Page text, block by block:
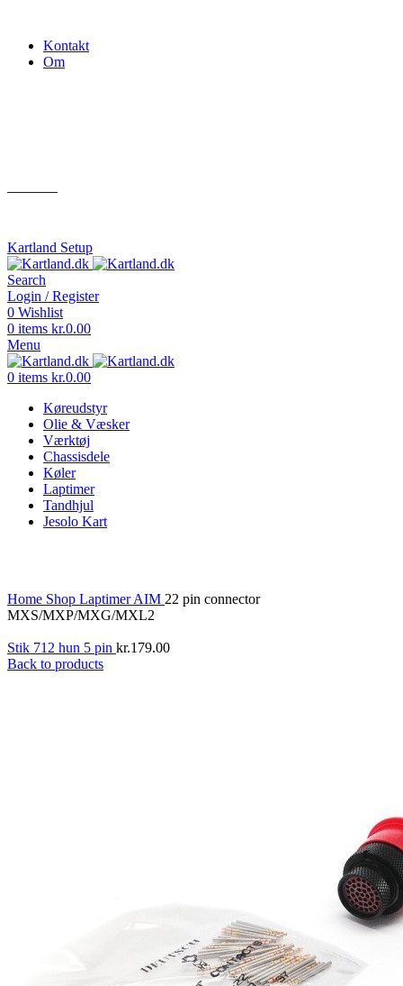
Kontakt
Om
Kartland Setup
Search
Login / Register
0 Wishlist
0 items kr.0.00
Menu
0 items kr.0.00
Køreudstyr
Olie & Væsker
Værktøj
Chassisdele
Køler
Laptimer
Tandhjul
Jesolo Kart
Home Shop LaptimerAIM 22 pin connector
MXS/MXP/MXG/MXL2
Stik 712 hun 5 pin kr.179.00
Back to products